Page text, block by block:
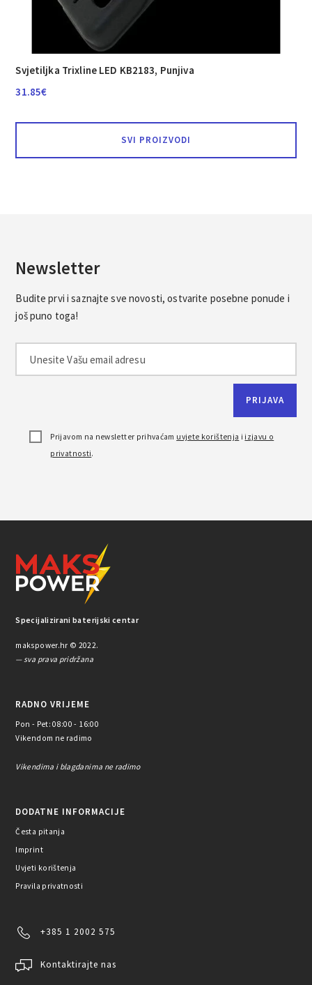
Svjetiljka Trixline LED KB2183, Punjiva
31.85€
SVI PROIZVODI
Newsletter
Budite prvi i saznajte sve novosti, ostvarite posebne ponude i
još puno toga!
Prijavom na newsletter prihvaćam uvjete korištenja i izjavu o
privatnosti.
Specijalizirani baterijski centar
makspower.hr © 2022.
— sva prava pridržana
RADNO VRIJEME
Pon - Pet: 08:00 - 16:00
Vikendom ne radimo
Vikendima i blagdanima ne radimo
DODATNE INFORMACIJE
Česta pitanja
Imprint
Uvjeti korištenja
Pravila privatnosti
+385 1 2002 575
Kontaktirajte nas